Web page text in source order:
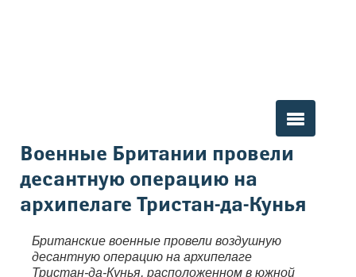
Вы здесь
Военные Британии провели
десантную операцию на
архипелаге Тристан-да-Кунья
Британские военные провели воздушную
десантную операцию на архипелаге
Тристан-да-Кунья, расположенном в южной